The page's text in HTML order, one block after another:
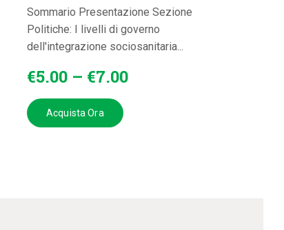
Sommario Presentazione Sezione
Politiche: I livelli di governo
dell'integrazione sociosanitaria...
€5.00 – €7.00
Acquista Ora